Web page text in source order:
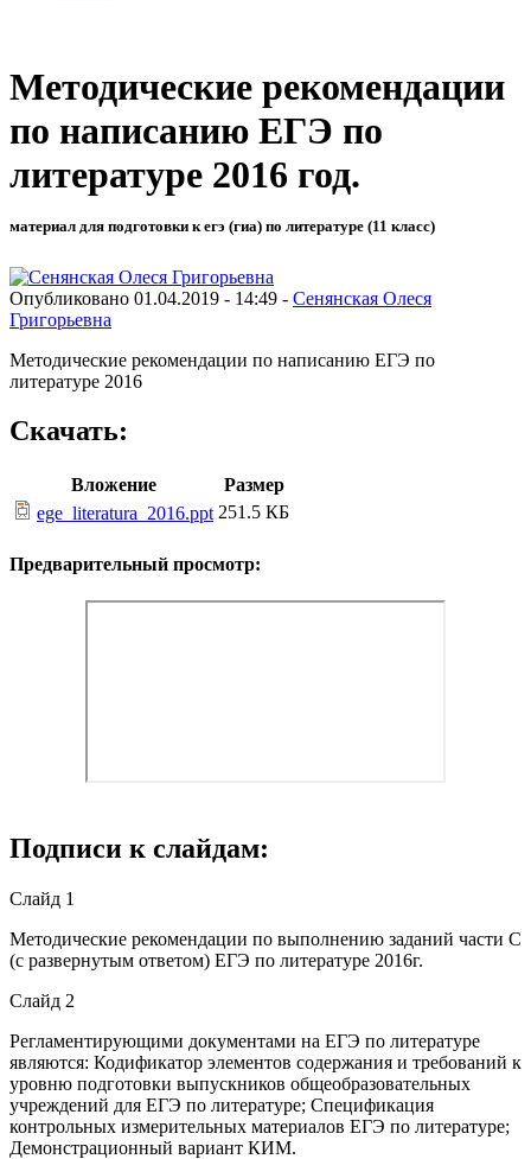
Методические рекомендации
по написанию ЕГЭ по
литературе 2016 год.
материал для подготовки к егэ (гиа) по литературе (11 класс)
Опубликовано 01.04.2019 - 14:49 - Сенянская Олеся
Григорьевна
Методические рекомендации по написанию ЕГЭ по
литературе 2016
Скачать:
Вложение
Размер
ege_literatura_2016.ppt 251.5 КБ
Предварительный просмотр:
Подписи к слайдам:
Слайд 1
Методические рекомендации по выполнению заданий части С
(с развернутым ответом) ЕГЭ по литературе 2016г.
Слайд 2
Регламентирующими документами на ЕГЭ по литературе
являются: Кодификатор элементов содержания и требований к
уровню подготовки выпускников общеобразовательных
учреждений для ЕГЭ по литературе; Спецификация
контрольных измерительных материалов ЕГЭ по литературе;
Демонстрационный вариант КИМ.